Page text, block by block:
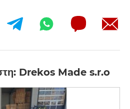
Drekos Made s.r.o